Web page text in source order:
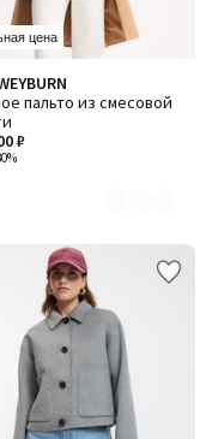
цена
пальто из смесовой
₽